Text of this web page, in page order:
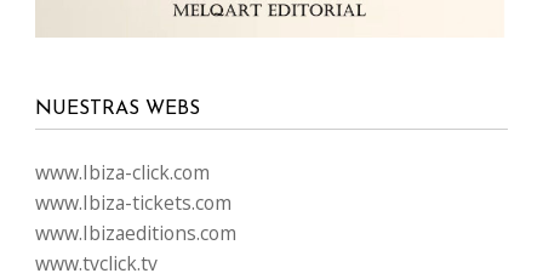
NUESTRAS WEBS
www.Ibiza-click.com
www.Ibiza-tickets.com
www.Ibizaeditions.com
www.tvclick.tv